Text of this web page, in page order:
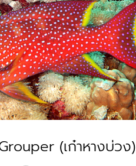
(เก๋าหางบ่วง)